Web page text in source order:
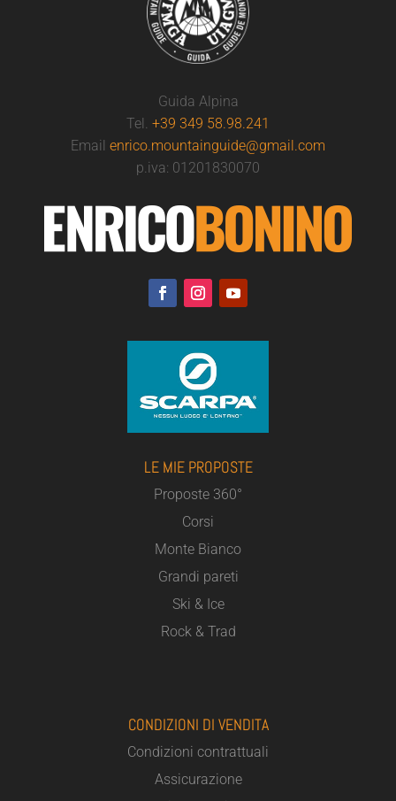
Guida Alpina
Tel. +39 349 58.98.241
Email enrico.mountainguide@gmail.com
p.iva: 01201830070
LE MIE PROPOSTE
Proposte 360°
Corsi
Monte Bianco
Grandi pareti
Ski & Ice
Rock & Trad
CONDIZIONI DI VENDITA
Condizioni contrattuali
Assicurazione